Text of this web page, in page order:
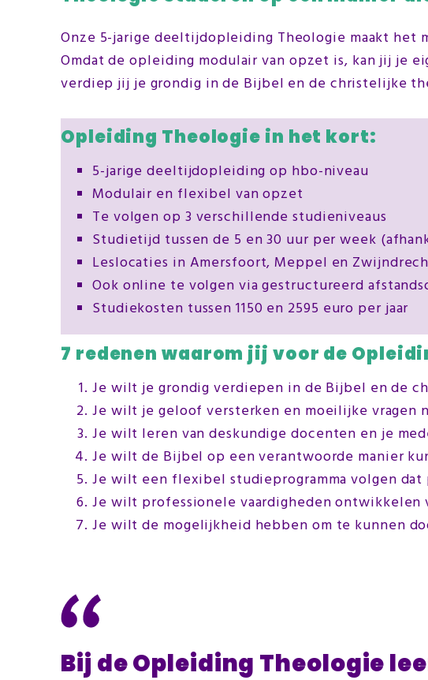
Onze 5-jarige deeltijdopleiding Theologie maakt het
Omdat de opleiding modulair van opzet is, kan jij je
verdiep jij je grondig in de Bijbel en de christelijke
Opleiding Theologie in het kort:
5-jarige deeltijdopleiding op hbo-niveau
Modulair en flexibel van opzet
Te volgen op 3 verschillende studieniveaus
Studietijd tussen de 5 en 30 uur per week
Leslocaties in Amersfoort, Meppel en
Ook online te volgen via gestructureerd
Studiekosten tussen 1150 en 2595 euro per jaar
7 redenen waarom jij voor de
Je wilt je grondig verdiepen in de Bijbel en de
Je wilt je geloof versterken en moeilijke vragen
Je wilt leren van deskundige docenten en je
Je wilt de Bijbel op een verantwoorde manier
Je wilt een flexibel studieprogramma volgen
Je wilt professionele vaardigheden ontwikkelen
Je wilt de mogelijkheid hebben om te kunnen
Bij de Opleiding Theologie